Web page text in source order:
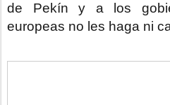
de Pekín y a los
europeas no les haga ni